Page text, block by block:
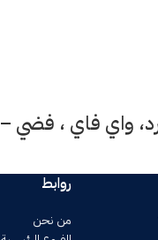
روابط
من نحن